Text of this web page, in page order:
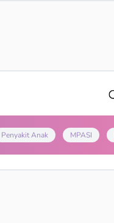
Penyakit Anak MPASI